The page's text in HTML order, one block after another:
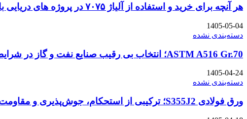
هر آنچه برای خرید و استفاده از آلیاژ ۷۰۷۵ در پروژه های دریایی باید بدانید
1405-05-04
دسته‌بندی نشده
ASTM A516 Gr.70؛ انتخاب بی رقیب صنایع نفت و گاز در شرایط سخت
1405-04-24
دسته‌بندی نشده
ورق فولادی S355J2؛ ترکیبی از استحکام، جوش‌پذیری و مقاومت در سرمای شدید